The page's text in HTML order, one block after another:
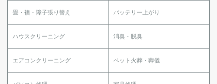
畳・襖・障子張り替え バッテリー上がり
ハウスクリーニング 消臭・脱臭
エアコンクリーニング ペット火葬・葬儀